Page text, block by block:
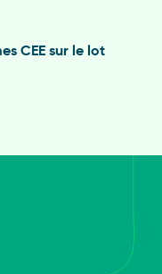
CEE sur le lot